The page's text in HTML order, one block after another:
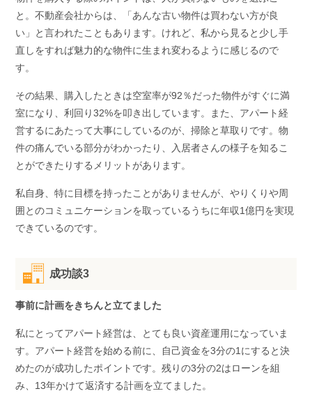
と。不動産会社からは、「あんな古い物件は買わない方が良
い」と言われたこともあります。けれど、私から見ると少し手
直しをすれば魅力的な物件に生まれ変わるように感じるので
す。
その結果、購入したときは空室率が92％だった物件がすぐに満
室になり、利回り32%を叩き出しています。また、アパート経
営するにあたって大事にしているのが、掃除と草取りです。物
件の痛んでいる部分がわかったり、入居者さんの様子を知るこ
とができたりするメリットがあります。
私自身、特に目標を持ったことがありませんが、やりくりや周
囲とのコミュニケーションを取っているうちに年収1億円を実現
できているのです。
成功談3
事前に計画をきちんと立てました
私にとってアパート経営は、とても良い資産運用になっていま
す。アパート経営を始める前に、自己資金を3分の1にすると決
めたのが成功したポイントです。残りの3分の2はローンを組
み、13年かけて返済する計画を立てました。